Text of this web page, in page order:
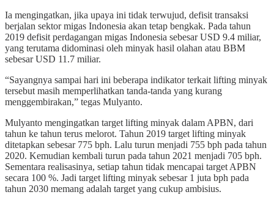
Ia mengingatkan, jika upaya ini tidak terwujud, defisit transaksi
berjalan sektor migas Indonesia akan tetap bengkak. Pada tahun
2019 defisit perdagangan migas Indonesia sebesar USD 9.4 miliar,
yang terutama didominasi oleh minyak hasil olahan atau BBM
sebesar USD 11.7 miliar.
“Sayangnya sampai hari ini beberapa indikator terkait lifting minyak
tersebut masih memperlihatkan tanda-tanda yang kurang
menggembirakan,” tegas Mulyanto.
Mulyanto mengingatkan target lifting minyak dalam APBN, dari
tahun ke tahun terus melorot. Tahun 2019 target lifting minyak
ditetapkan sebesar 775 bph. Lalu turun menjadi 755 bph pada tahun
2020. Kemudian kembali turun pada tahun 2021 menjadi 705 bph.
Sementara realisasinya, setiap tahun tidak mencapai target APBN
secara 100 %. Jadi target lifting minyak sebesar 1 juta bph pada
tahun 2030 memang adalah target yang cukup ambisius.